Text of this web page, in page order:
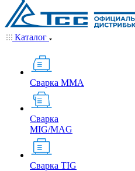
Каталог
Сварка MMA
Сварка
MIG/MAG
Сварка TIG